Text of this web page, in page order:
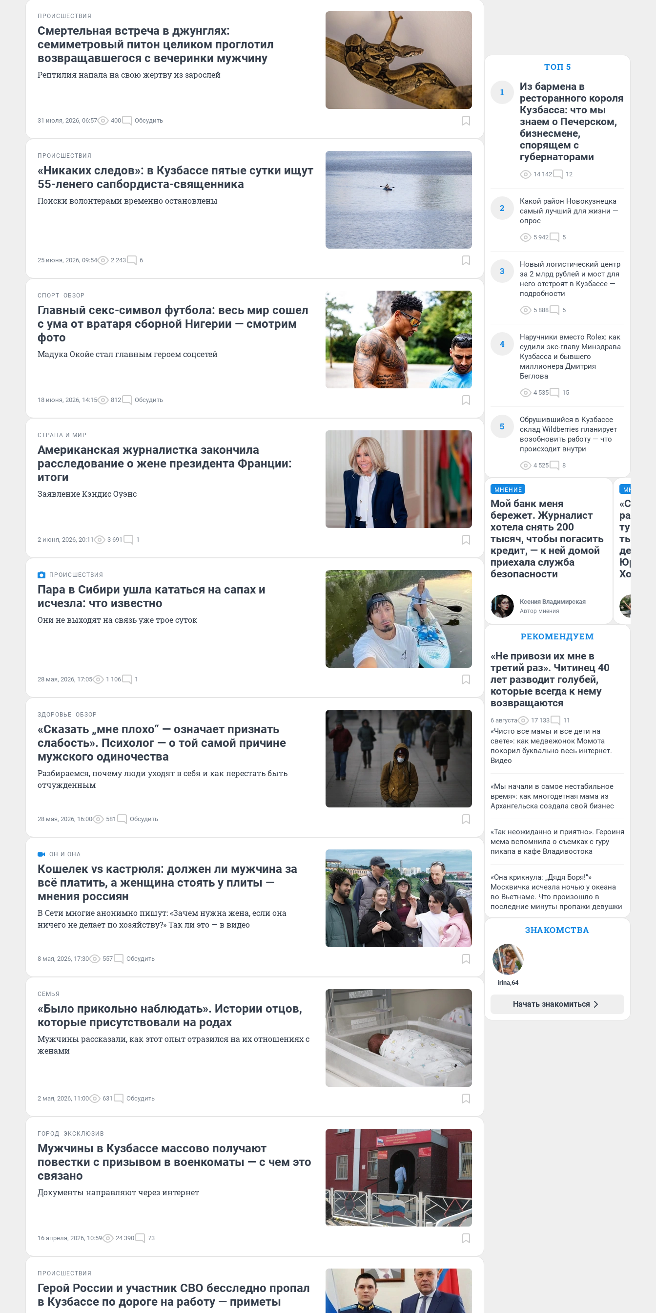
ПРОИСШЕСТВИЯ
Смертельная встреча в джунглях:
семиметровый питон целиком проглотил
возвращавшегося с вечеринки мужчину
Рептилия напала на свою жертву из зарослей
31 июля, 2026, 06:57 400 Обсудить
ПРОИСШЕСТВИЯ
«Никаких следов»: в Кузбассе пятые сутки ищут
55-ленего сапбордиста-священника
Поиски волонтерами временно остановлены
25 июня, 2026, 09:54 2 243 6
СПОРТ ОБЗОР
Главный секс-символ футбола: весь мир сошел
с ума от вратаря сборной Нигерии — смотрим
фото
Мадука Окойе стал главным героем соцсетей
18 июня, 2026, 14:15 812 Обсудить
СТРАНА И МИР
Американская журналистка закончила
расследование о жене президента Франции:
итоги
Заявление Кэндис Оуэнс
2 июня, 2026, 20:11 3 691 1
ПРОИСШЕСТВИЯ
Пара в Сибири ушла кататься на сапах и
исчезла: что известно
Они не выходят на связь уже трое суток
28 мая, 2026, 17:05 1 106 1
ЗДОРОВЬЕ ОБЗОР
«Сказать „мне плохо“ — означает признать
слабость». Психолог — о той самой причине
мужского одиночества
Разбираемся, почему люди уходят в себя и как перестать быть
отчужденным
28 мая, 2026, 16:00 581 Обсудить
ОН И ОНА
Кошелек vs кастрюля: должен ли мужчина за
всё платить, а женщина стоять у плиты —
мнения россиян
В Сети многие анонимно пишут: «Зачем нужна жена, если она
ничего не делает по хозяйству?» Так ли это — в видео
8 мая, 2026, 17:30 557 Обсудить
СЕМЬЯ
«Было прикольно наблюдать». Истории отцов,
которые присутствовали на родах
Мужчины рассказали, как этот опыт отразился на их отношениях с
женами
2 мая, 2026, 11:00 631 Обсудить
ГОРОД ЭКСКЛЮЗИВ
Мужчины в Кузбассе массово получают
повестки с призывом в военкоматы — с чем это
связано
Документы направляют через интернет
16 апреля, 2026, 10:59 24 390 73
ПРОИСШЕСТВИЯ
Герой России и участник СВО бесследно пропал
в Кузбассе по дороге на работу — приметы
ТОП 5
1
Из бармена в
ресторанного короля
Кузбасса: что мы
знаем о Печерском,
бизнесмене,
спорящем с
губернаторами
14 142 12
2
Какой район Новокузнецка
самый лучший для жизни —
опрос
5 942 5
3
Новый логистический центр
за 2 млрд рублей и мост для
него отстроят в Кузбассе —
подробности
5 888 5
4
Наручники вместо Rolex: как
судили экс-главу Минздрава
Кузбасса и бывшего
миллионера Дмитрия
Беглова
4 535 15
5
Обрушившийся в Кузбассе
склад Wildberries планирует
возобновить работу — что
происходит внутри
4 525 8
МНЕНИЕ
Мой банк меня
бережет. Журналист
хотела снять 200
тысяч, чтобы погасить
кредит, — к ней домой
приехала служба
безопасности
Ксения Владимирская
Автор мнения
МНЕНИЕ
тысяч,
день
РЕКОМЕНДУЕМ
«Не привози их мне в
третий раз». Читинец 40
лет разводит голубей,
которые всегда к нему
возвращаются
6 августа 17 133 11
«Чисто все мамы и все дети на
свете»: как медвежонок Момота
покорил буквально весь интернет.
Видео
«Мы начали в самое нестабильное
время»: как многодетная мама из
Архангельска создала свой бизнес
«Так неожиданно и приятно». Героиня
мема вспомнила о съемках с гуру
пикапа в кафе Владивостока
«Она крикнула: „Дядя Боря!“»
Москвичка исчезла ночью у океана
во Вьетнаме. Что произошло в
последние минуты пропажи девушки
ЗНАКОМСТВА
irina,64
Начать знакомиться